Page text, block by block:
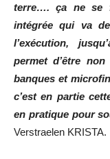
terre…. ça ne se
intégrée qui va
l’exécution,
permet d’être
banques et
c’est en partie
en pratique pour
Verstraelen KRISTA.